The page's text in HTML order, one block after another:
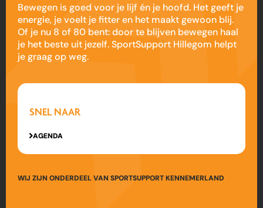
Bewegen is goed voor je lijf én je hoofd. Het geeft je
energie, je voelt je fitter en het maakt gewoon blij.
Of je nu 8 of 80 bent: door te blijven bewegen haal
je het beste uit jezelf. SportSupport Hillegom helpt
je graag op weg.
SNEL NAAR
AGENDA
WIJ ZIJN ONDERDEEL VAN SPORTSUPPORT KENNEMERLAND